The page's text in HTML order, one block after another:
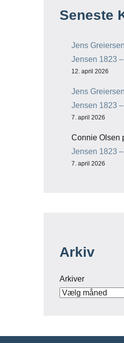
Seneste
Jens Greiersen
Jensen 1823
12. april 2026
Jens Greiersen
Jensen 1823
7. april 2026
Connie Olsen
Jensen 1823
7. april 2026
Arkiv
Arkiver